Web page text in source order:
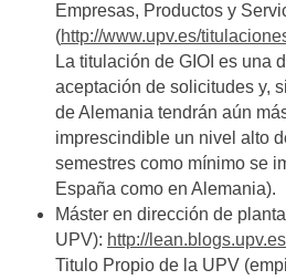
Empresas, Productos y
(http://www.upv.es/
La titulación de GIOI es una
aceptación de solicitudes y,
de Alemania tendrán aún
imprescindible un nivel alto
semestres como mínimo se
España como en Alemania).
Máster en dirección de
UPV): http://
Titulo Propio de la UPV